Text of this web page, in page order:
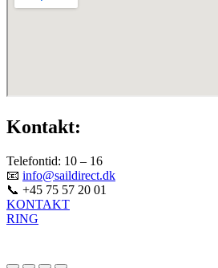
Kontakt:
Telefontid: 10 – 16
📧 info@saildirect.dk
📞 +45 75 57 20 01
KONTAKT
RING